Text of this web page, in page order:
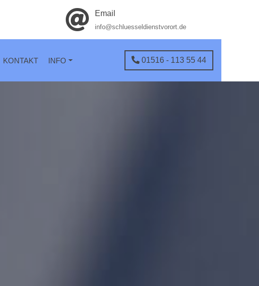
Email
info@schluesseldienstvorort.de
KONTAKT INFO 01516 - 113 55 44